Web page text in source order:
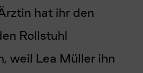
hat ihr den
Rollstuhl
weil Lea Müller ihn